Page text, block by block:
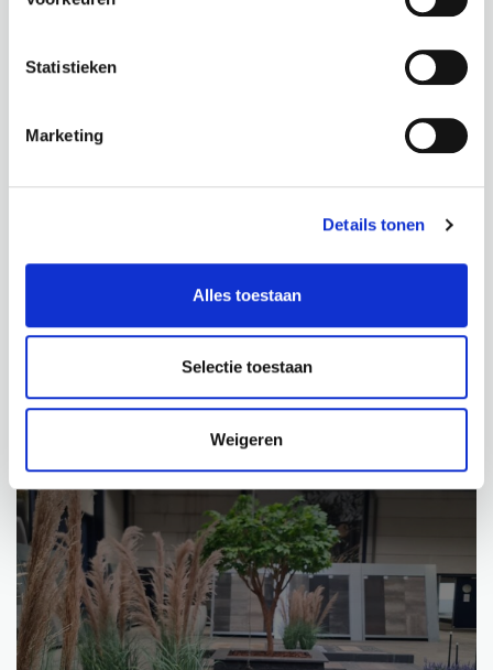
Statistieken
Marketing
Details tonen
Alles toestaan
Selectie toestaan
Weigeren
Let op:
BEKIJK PRODUCT
PROJECTEN